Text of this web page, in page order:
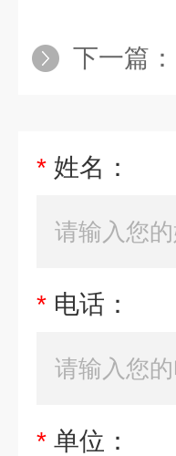
下一篇：
* 姓名：
* 电话：
* 单位：